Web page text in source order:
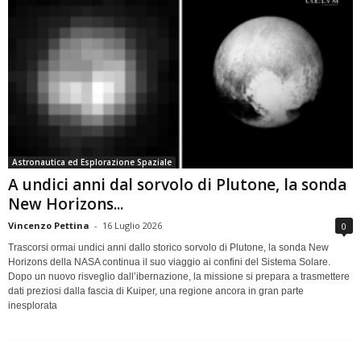
Astronautica ed Esplorazione Spaziale
A undici anni dal sorvolo di Plutone, la sonda
New Horizons...
Vincenzo Pettina - 16 Luglio 2026 0
Trascorsi ormai undici anni dallo storico sorvolo di Plutone, la sonda New
Horizons della NASA continua il suo viaggio ai confini del Sistema Solare.
Dopo un nuovo risveglio dall’ibernazione, la missione si prepara a trasmettere
dati preziosi dalla fascia di Kuiper, una regione ancora in gran parte
inesplorata